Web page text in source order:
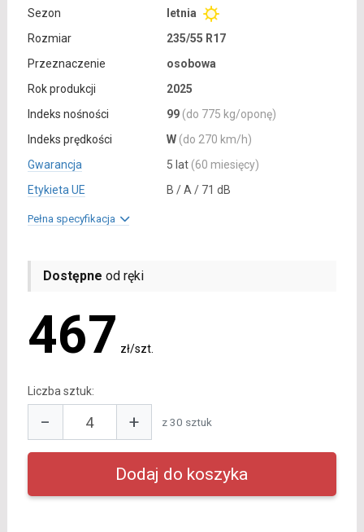
Sezon
letnia
Rozmiar
235/55 R17
Przeznaczenie
osobowa
Rok produkcji
2025
Indeks nośności
99 (do 775 kg/oponę)
Indeks prędkości
W (do 270 km/h)
Gwarancja
5 lat (60 miesięcy)
Etykieta UE
B / A / 71 dB
Pełna specyfikacja
Dostępne od ręki
467 zł/szt.
Liczba sztuk:
− + z 30 sztuk